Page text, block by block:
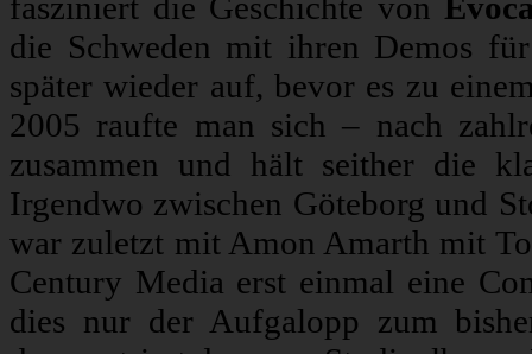
die Schweden mit ihren Demos
später wieder auf, bevor es zu
2005 raufte man sich – nach
zusammen und hält seither die
Irgendwo zwischen Göteborg und
war zuletzt mit Amon Amarth mit
Century Media erst einmal eine
dies nur der Aufgalopp zum